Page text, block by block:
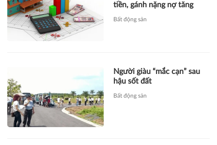
tiền, gánh nặng nợ tăng
Bất động sản
Người giàu “mắc cạn” sau
hậu sốt đất
Bất động sản